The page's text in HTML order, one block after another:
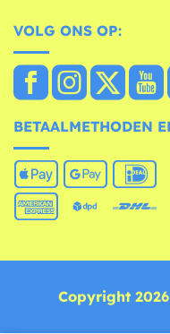
VOLG ONS OP:
BETAALMETHODEN
Copyright